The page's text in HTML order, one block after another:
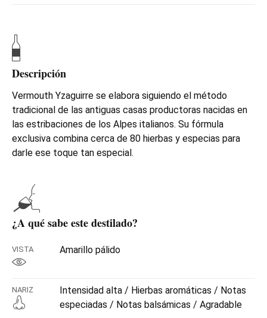
Descripción
Vermouth Yzaguirre se elabora siguiendo el método
tradicional de las antiguas casas productoras nacidas en
las estribaciones de los Alpes italianos. Su fórmula
exclusiva combina cerca de 80 hierbas y especias para
darle ese toque tan especial.
¿A qué sabe este destilado?
VISTA Amarillo pálido
NARIZ
Intensidad alta / Hierbas aromáticas / Notas
especiadas / Notas balsámicas / Agradable